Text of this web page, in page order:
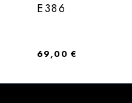
E386
Regulärer Preis:
69,00 €